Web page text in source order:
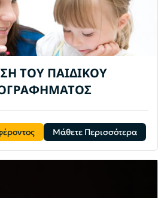
ΤΟΥ ΠΑΙΔΙΚΟΥ
Μάθετε Περισσότερα